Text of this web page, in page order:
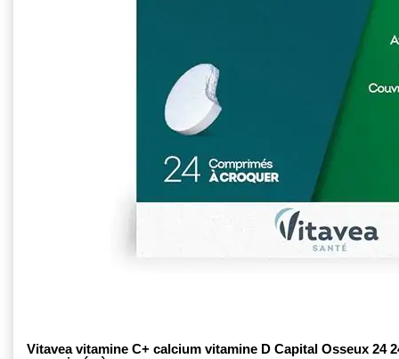
Vitavea vitamine C+ calcium vitamine D Capital Osseux 24